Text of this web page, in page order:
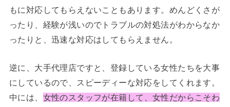
もに対応してもらえないこともあります。めんどくさが
ったり、経験が浅いのでトラブルの対処法がわからなか
ったりと、迅速な対応はしてもらえません。
逆に、大手代理店ですと、登録している女性たちを大事
にしているので、スピーディーな対応をしてくれます。
中には、 女性のスタッフが在籍して、女性だからこそわ